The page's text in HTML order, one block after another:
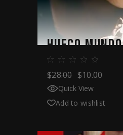
HUECO MUNDO
$28.00 $10.00
Quick View
Add to wishlist